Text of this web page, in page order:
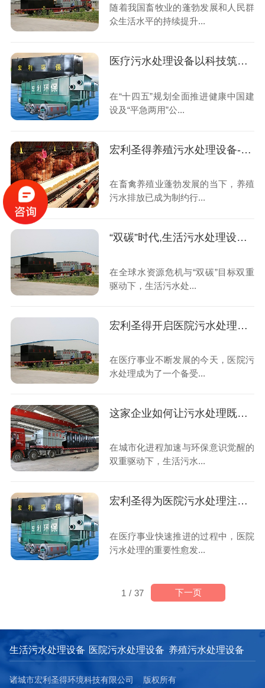
随着我国畜牧业的蓬勃发展和人民群
众生活水平的持续提升...
医疗污水处理设备以科技筑牢公共卫生安全防线,助力“平急两用”医疗体系建设
在“十四五”规划全面推进健康中国建
设及“平急两用”公...
宏利圣得养殖污水处理设备-科技赋能,守护生态养殖新未来
在畜禽养殖业蓬勃发展的当下，养殖
污水排放已成为制约行...
“双碳”时代,生活污水处理设备如何重塑绿色未来
在全球水资源危机与“双碳”目标双重
驱动下，生活污水处...
宏利圣得开启医院污水处理高效新时代
在医疗事业不断发展的今天，医院污
水处理成为了一个备受...
这家企业如何让污水处理既智能又省钱？
在城市化进程加速与环保意识觉醒的
双重驱动下，生活污水...
宏利圣得为医院污水处理注入新活力
在医疗事业快速推进的过程中，医院
污水处理的重要性愈发...
1 / 37 下一页
生活污水处理设备 医院污水处理设备 养殖污水处理设备
诸城市宏利圣得环境科技有限公司 版权所有